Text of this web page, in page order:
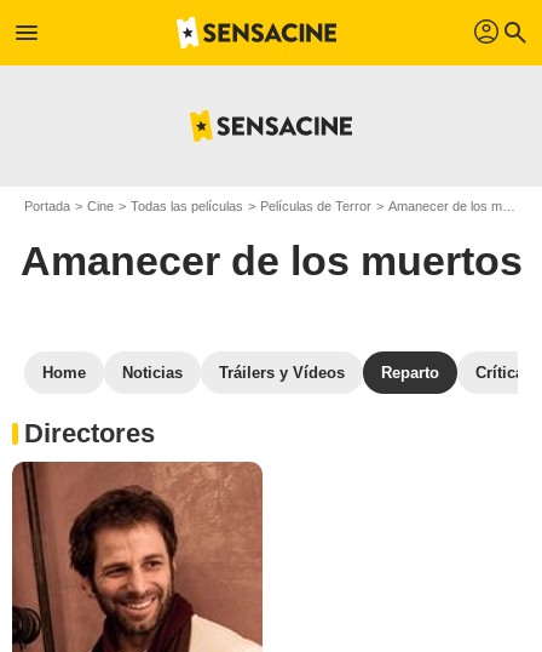
menu profil search
Portada Cine Todas las películas Películas de Terror Amanecer de los muertos
Amanecer de los muertos
Home Noticias Tráilers y Vídeos Reparto Críticas
Directores